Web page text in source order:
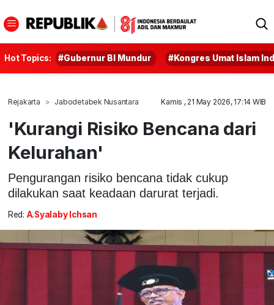
Hot Topics: #Gubernur BI Mundur #Kongres Umat Islam
Rejakarta Jabodetabek Nusantara Kamis , 21 May 2026, 17:14 WIB
'Kurangi Risiko Bencana dari
Kelurahan'
Pengurangan risiko bencana tidak cukup
dilakukan saat keadaan darurat terjadi.
Red: A.Syalaby Ichsan